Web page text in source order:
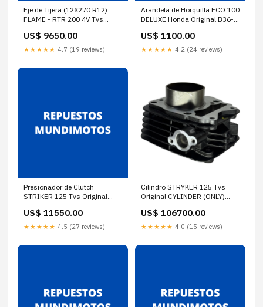
Eje de Tijera (12X270 R12)
FLAME - RTR 200 4V Tvs
US$ 9650.00
★★★★★ 4.7 (19 reviews)
Arandela de Horquilla ECO 100
DELUXE Honda Original B36-
US$ 1100.00
★★★★★ 4.2 (24 reviews)
Presionador de Clutch
STRIKER 125 Tvs Original
US$ 11550.00
★★★★★ 4.5 (27 reviews)
Cilindro STRYKER 125 Tvs
Original CYLINDER (ONLY)
US$ 106700.00
★★★★★ 4.0 (15 reviews)